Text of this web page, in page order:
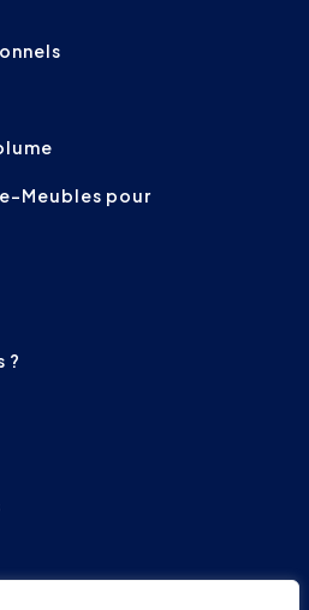
Meubles pour
?